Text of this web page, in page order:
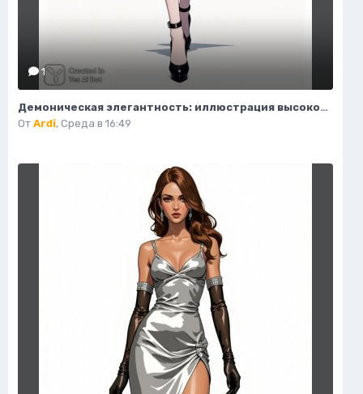
1
Демоническая элегантность: иллюстрация высокой моды в стиле фэнтези. Нейросеть Flux.1
От Ardi, Среда в 16:49